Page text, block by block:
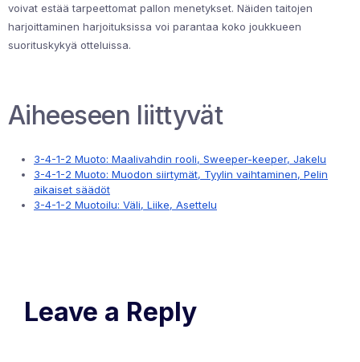
voivat estää tarpeettomat pallon menetykset. Näiden taitojen
harjoittaminen harjoituksissa voi parantaa koko joukkueen
suorituskykyä otteluissa.
Aiheeseen liittyvät
3-4-1-2 Muoto: Maalivahdin rooli, Sweeper-keeper, Jakelu
3-4-1-2 Muoto: Muodon siirtymät, Tyylin vaihtaminen, Pelin
aikaiset säädöt
3-4-1-2 Muotoilu: Väli, Liike, Asettelu
Leave a Reply